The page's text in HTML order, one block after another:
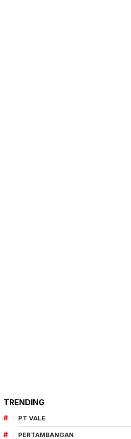
TRENDING
PT VALE
PERTAMBANGAN